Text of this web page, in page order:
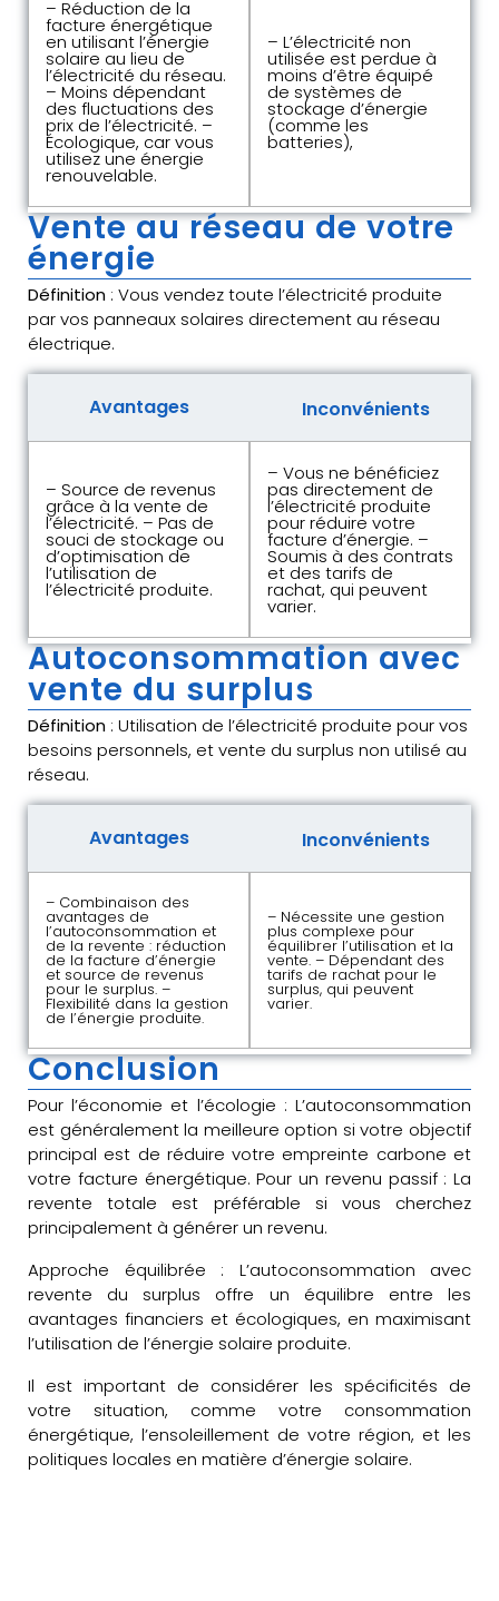
– Réduction de la
facture énergétique
en utilisant l’énergie
solaire au lieu de
l’électricité du réseau.
– Moins dépendant
des fluctuations des
prix de l’électricité. –
Écologique, car vous
utilisez une énergie
renouvelable.
– L’électricité non
utilisée est perdue à
moins d’être équipé
de systèmes de
stockage d’énergie
(comme les
batteries),
Vente au réseau de votre
énergie
Définition : Vous vendez toute l’électricité produite
par vos panneaux solaires directement au réseau
électrique.
Avantages Inconvénients
– Source de revenus
grâce à la vente de
l’électricité. – Pas de
souci de stockage ou
d’optimisation de
l’utilisation de
l’électricité produite.
– Vous ne bénéficiez
pas directement de
l’électricité produite
pour réduire votre
facture d’énergie. –
Soumis à des contrats
et des tarifs de
rachat, qui peuvent
varier.
Autoconsommation avec
vente du surplus
Définition : Utilisation de l’électricité produite pour vos
besoins personnels, et vente du surplus non utilisé au
réseau.
Avantages Inconvénients
– Combinaison des
avantages de
l’autoconsommation et
de la revente : réduction
de la facture d’énergie
et source de revenus
pour le surplus. –
Flexibilité dans la gestion
de l’énergie produite.
– Nécessite une gestion
plus complexe pour
équilibrer l’utilisation et la
vente. – Dépendant des
tarifs de rachat pour le
surplus, qui peuvent
varier.
Conclusion
Pour l’économie et l’écologie : L’autoconsommation
est généralement la meilleure option si votre objectif
principal est de réduire votre empreinte carbone et
votre facture énergétique. Pour un revenu passif : La
revente totale est préférable si vous cherchez
principalement à générer un revenu.
Approche équilibrée : L’autoconsommation avec
revente du surplus offre un équilibre entre les
avantages financiers et écologiques, en maximisant
l’utilisation de l’énergie solaire produite.
Il est important de considérer les spécificités de
votre situation, comme votre consommation
énergétique, l’ensoleillement de votre région, et les
politiques locales en matière d’énergie solaire.